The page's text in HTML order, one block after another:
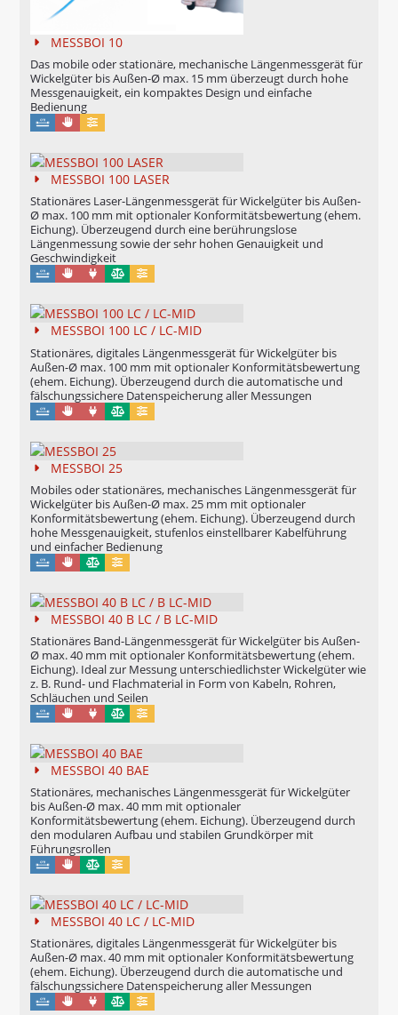
MESSBOI 10
Das mobile oder stationäre, mechanische Längenmessgerät für
Wickelgüter bis Außen-Ø max. 15 mm überzeugt durch hohe
Messgenauigkeit, ein kompaktes Design und einfache
Bedienung
Manuell
Konfigurierbar
MESSBOI 100 LASER
Stationäres Laser-Längenmessgerät für Wickelgüter bis Außen-
Ø max. 100 mm mit optionaler Konformitätsbewertung (ehem.
Eichung). Überzeugend durch eine berührungslose
Längenmessung sowie der sehr hohen Genauigkeit und
Geschwindigkeit
Manuell
Maschinell
Eichung möglich
Konfigurierbar
MESSBOI 100 LC / LC-MID
Stationäres, digitales Längenmessgerät für Wickelgüter bis
Außen-Ø max. 100 mm mit optionaler Konformitätsbewertung
(ehem. Eichung). Überzeugend durch die automatische und
fälschungssichere Datenspeicherung aller Messungen
Manuell
Maschinell
Eichung möglich
Konfigurierbar
MESSBOI 25
Mobiles oder stationäres, mechanisches Längenmessgerät für
Wickelgüter bis Außen-Ø max. 25 mm mit optionaler
Konformitätsbewertung (ehem. Eichung). Überzeugend durch
hohe Messgenauigkeit, stufenlos einstellbarer Kabelführung
und einfacher Bedienung
Manuell
Eichung möglich
Konfigurierbar
MESSBOI 40 B LC / B LC-MID
Stationäres Band-Längenmessgerät für Wickelgüter bis Außen-
Ø max. 40 mm mit optionaler Konformitätsbewertung (ehem.
Eichung). Ideal zur Messung unterschiedlichster Wickelgüter wie
z. B. Rund- und Flachmaterial in Form von Kabeln, Rohren,
Schläuchen und Seilen
Manuell
Maschinell
Eichung möglich
Konfigurierbar
MESSBOI 40 BAE
Stationäres, mechanisches Längenmessgerät für Wickelgüter
bis Außen-Ø max. 40 mm mit optionaler
Konformitätsbewertung (ehem. Eichung). Überzeugend durch
den modularen Aufbau und stabilen Grundkörper mit
Führungsrollen
Manuell
Eichung möglich
Konfigurierbar
MESSBOI 40 LC / LC-MID
Stationäres, digitales Längenmessgerät für Wickelgüter bis
Außen-Ø max. 40 mm mit optionaler Konformitätsbewertung
(ehem. Eichung). Überzeugend durch die automatische und
fälschungssichere Datenspeicherung aller Messungen
Manuell
Maschinell
Eichung möglich
Konfigurierbar